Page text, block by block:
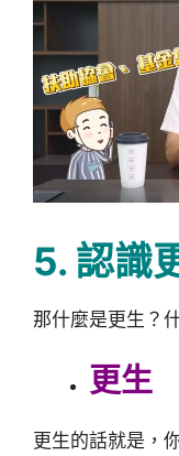
5. 認識
那什麼是更生？
更生
更生的話就是，